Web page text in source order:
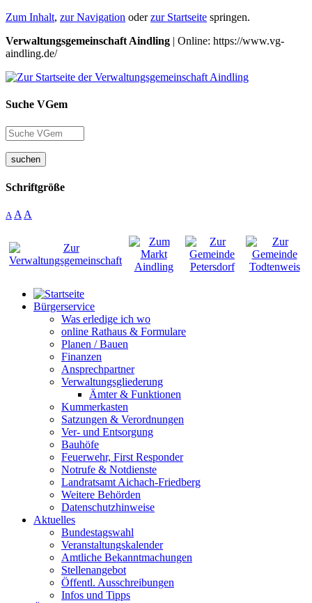
Zum Inhalt, zur Navigation oderzur Startseite springen.
Verwaltungsgemeinschaft Aindling | Online: https://www.vg-
aindling.de/
Suche VGem
suchen
Schriftgröße
A A A
Bürgerservice
Was erledige ich wo
online Rathaus & Formulare
Planen / Bauen
Finanzen
Ansprechpartner
Verwaltungsgliederung
Ämter & Funktionen
Kummerkasten
Satzungen & Verordnungen
Ver- und Entsorgung
Bauhöfe
Feuerwehr, First Responder
Notrufe & Notdienste
Landratsamt Aichach-Friedberg
Weitere Behörden
Datenschutzhinweise
Aktuelles
Bundestagswahl
Veranstaltungskalender
Amtliche Bekanntmachungen
Stellenangebot
Öffentl. Ausschreibungen
Infos und Tipps